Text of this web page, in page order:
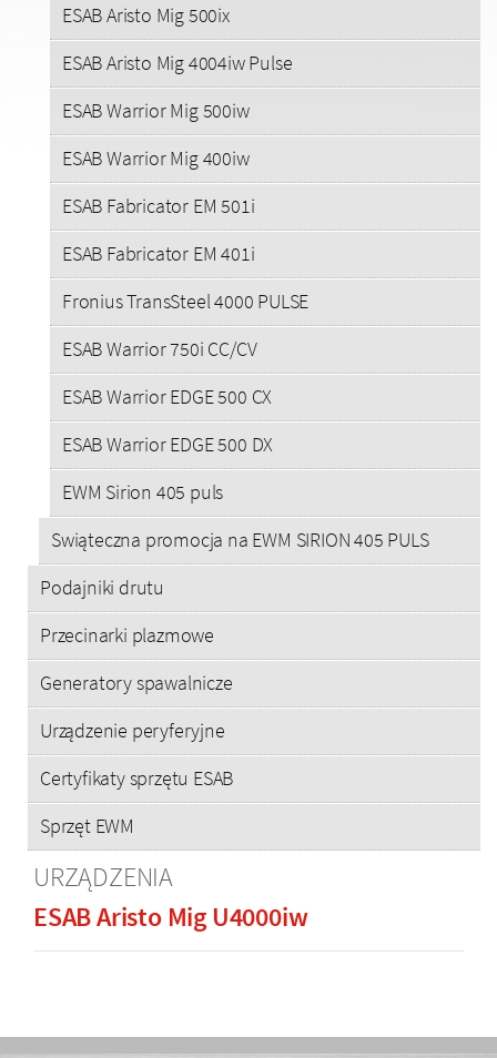
ESAB Aristo Mig 500ix
ESAB Aristo Mig 4004iw Pulse
ESAB Warrior Mig 500iw
ESAB Warrior Mig 400iw
ESAB Fabricator EM 501i
ESAB Fabricator EM 401i
Fronius TransSteel 4000 PULSE
ESAB Warrior 750i CC/CV
ESAB Warrior EDGE 500 CX
ESAB Warrior EDGE 500 DX
EWM Sirion 405 puls
Swiąteczna promocja na EWM SIRION 405 PULS
Podajniki drutu
Przecinarki plazmowe
Generatory spawalnicze
Urządzenie peryferyjne
Certyfikaty sprzętu ESAB
Sprzęt EWM
URZĄDZENIA
ESAB Aristo Mig U4000iw